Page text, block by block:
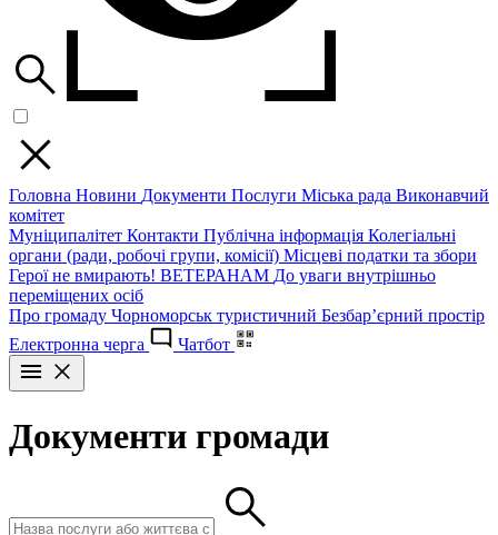
Головна Новини Документи Послуги Міська рада Виконавчий
комітет
Муніципалітет Контакти Публічна інформація Колегіальні
органи (ради, робочі групи, комісії) Місцеві податки та збори
Герої не вмирають! ВЕТЕРАНАМ До уваги внутрішньо
переміщених осіб
Про громаду Чорноморськ туристичний Безбар’єрний простір
Електронна черга
Чатбот
Документи громади